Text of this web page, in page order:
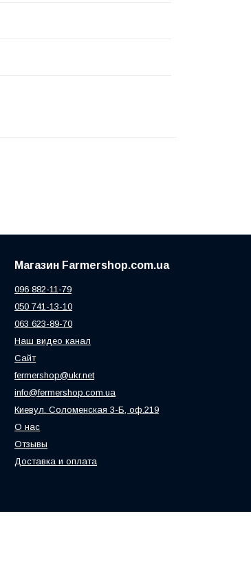
Магазин Farmershop.com.ua
096 882-11-79
050 741-13-10
063 623-89-70
Наш видео канал
Сайт
fermershop@ukr.net
info@fermershop.com.ua
Киевул. Соломенская 3-Б, оф.219
О нас
Отзывы
Доставка и оплата